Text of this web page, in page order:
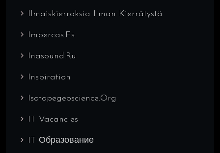
Ilmaiskierroksia Ilman Kierrätystä
Impercas.es
Inasound.ru
Inspiration
Isotopegeoscience.org
IT Vacancies
IT Образование